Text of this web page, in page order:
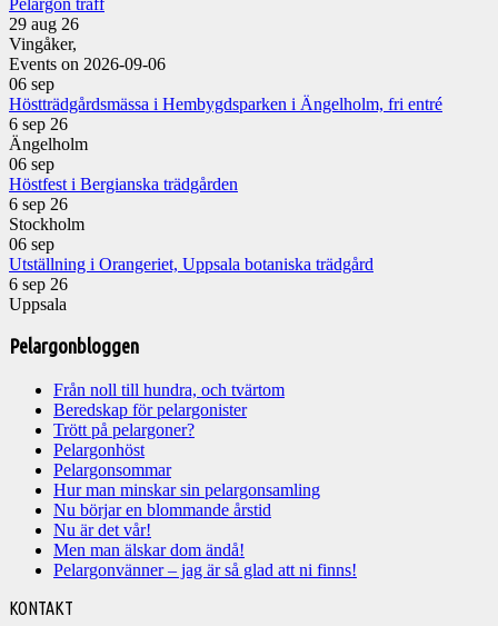
29 aug 26
Vingåker,
Events on 2026-09-06
06 sep
Höstträdgårdsmässa i Hembygdsparken i Ängelholm, fri entré
6 sep 26
Ängelholm
06 sep
Höstfest i Bergianska trädgården
6 sep 26
Stockholm
06 sep
Utställning i Orangeriet, Uppsala botaniska trädgård
6 sep 26
Uppsala
Pelargonbloggen
Från noll till hundra, och tvärtom
Beredskap för pelargonister
Trött på pelargoner?
Pelargonhöst
Pelargonsommar
Hur man minskar sin pelargonsamling
Nu börjar en blommande årstid
Nu är det vår!
Men man älskar dom ändå!
Pelargonvänner – jag är så glad att ni finns!
Välkommen
KONTAKT